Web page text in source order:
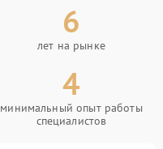
6
лет на рынке
4
минимальный опыт работы
специалистов